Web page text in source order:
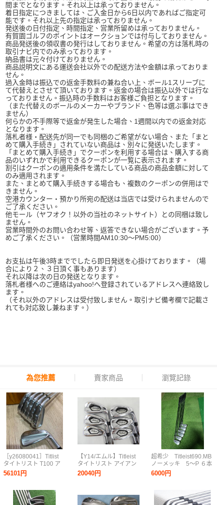
間までとなります。それ以上は承っておりません。
着日指定につきましては、ご入金日から6日以内であればご指定可
能です。それ以上先の指定は承っておりません。
発送後の日付指定、時間指定、営業所留めは承っておりません。
有賀園ゴルフのポイントはオークションでは付与しておりません。
商品発送後の領収書の発行はしておりません。希望の方は落札時の
取引ナビ内でのみ承っております。
納品書は元々付けておりません。
商品説明文にある運送会社以外での配送方法や金額は承っておりま
せん。
過入金時は振込での返金手数料の兼ね合い上、ボール1スリーブに
て代替えとさせて頂いております。返金の場合は振込以外では行な
っておりません。振込時の手数料はお客様ご負担となります。
（また代替えのボールのメーカーやブランド、色等は選ぶ事はでき
ません）
何らかの不手際等で返金が発生した場合、1週間以内での返金対応
となります。
落札者様・配送先が同一でも同梱のご希望がない場合、また「まと
めて購入手続き」されていない商品は、別々に発送いたします。
「まとめて購入手続き」でクーポンを利用する場合は、購入する商
品のいずれかで利用できるクーポンが一覧に表示されます。
割引はクーポンの適用条件を満たしている商品の商品金額に対して
のみ適用されます。
また、まとめて購入手続きする場合も、複数のクーポンの併用はで
きません。
空港カウンター・預かり所宛の配送は当店では受けられませんので
ご了承ください。
他モール（ヤフオク！以外の当社のネットサイト）との同梱は致し
ません。
営業時間外のお問い合わせ等、返答できない場合がございます。予
めご了承ください。（営業時間AM10:30～PM5:00）
お支払は午後3時まででしたら即日発送を心掛けております。（場
合により２、３日頂く事もあります）
それ以降は次の日の発送となります。
落札者様へのご連絡はyahoo!へ登録されているアドレスへ連絡致し
ます。
（それ以外のアドレスは受付致しません。取引ナビ備考欄で記載さ
れても対応致し兼ねます。）
為您推薦 賣家商品 瀏覽記錄
［y26080041］Titlist
タイトリスト T100 ア
イアン #5~9.PW ゴルフ
クラブ A015322-1A
56101円
【Y14/エムル】Titleist
タイトリスト アイアン
ウェッジ AP3 718
5/6/7/8/9/P
20040円
超希少 Titleist690.MB
ノーメッキ 5～P ６本
6000円